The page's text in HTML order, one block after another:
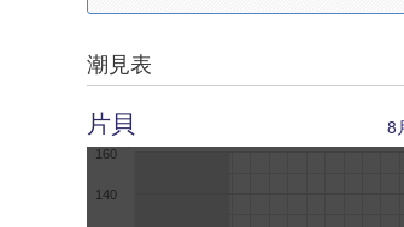
潮見表
片貝 8
140
160